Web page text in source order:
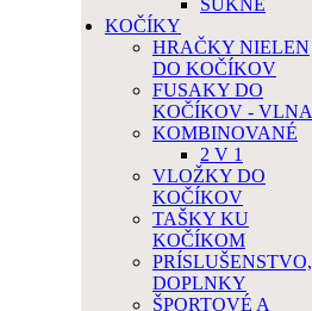
SUKNE
KOČÍKY
HRAČKY NIELEN
DO KOČÍKOV
FUSAKY DO
KOČÍKOV - VLNA
KOMBINOVANÉ
2 V 1
VLOŽKY DO
KOČÍKOV
TAŠKY KU
KOČÍKOM
PRÍSLUŠENSTVO,
DOPLNKY
ŠPORTOVÉ A